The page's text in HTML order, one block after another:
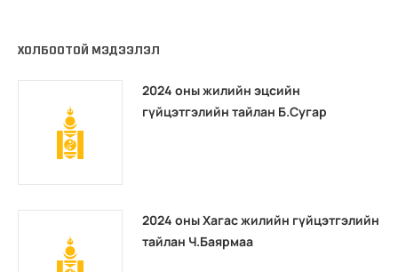
ХОЛБООТОЙ МЭДЭЭЛЭЛ
2024 оны жилийн эцсийн
гүйцэтгэлийн тайлан Б.Сугар
2024 оны Хагас жилийн гүйцэтгэлийн
тайлан Ч.Баярмаа